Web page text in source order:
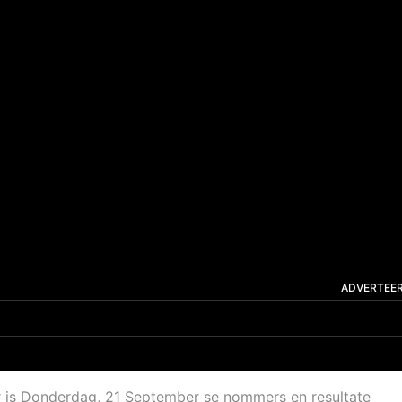
Donderdag, 21 September se nommers en resultate